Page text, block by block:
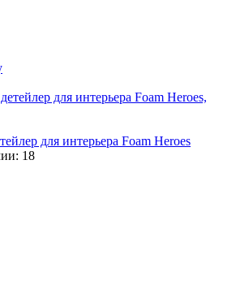
для интерьера Foam Heroes
18